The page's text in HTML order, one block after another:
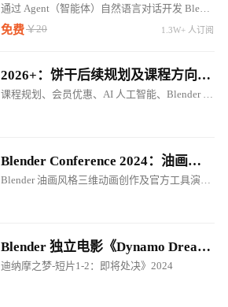
通过 Agent（智能体）自然语言对话开发 Blender 调用 LM Studio 对话插件
免费￥20 1.3W+ 人订阅
2026+：饼干后续规划及课程方向调整（内含惊喜内容...）
课程规划、会员优惠、AI 人工智能、Blender 5.0
Blender Conference 2024：油画风格电影制作创作分享
Blender 油画风格三维动画创作及官方工具演讲！
Blender 独立电影《Dynamo Dream - EP1-P2.Prepare for Execution / 迪纳摩之梦-短片1-2：即将处决》2024
迪纳摩之梦-短片1-2：即将处决》2024